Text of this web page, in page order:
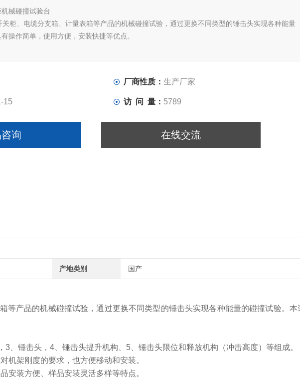
械碰撞试验台
关柜、电缆分支箱、计量表箱等产品的机械碰撞试验，通过更换不同类型的锤击头实现各种能量
操作简单，使用方便，安装快捷等优点。
厂商性质： 生产厂家
15 访 问 量： 5789
询 在线交流
产地类别 国产
产品的机械碰撞试验，通过更换不同类型的锤击头实现各种能量的碰撞试验。本
、锤击头，4、锤击头提升机构、5、锤击头限位和释放机构（冲击高度）等组成。
机架刚度的要求，也方便移动和安装。
安装方便、样品安装灵活多样等特点。